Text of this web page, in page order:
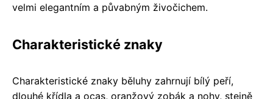
velmi elegantním a půvabným živočichem.
Charakteristické znaky
Charakteristické znaky běluhy zahrnují bílý peří,
dlouhé křídla a ocas, oranžový zobák a nohy, stejně